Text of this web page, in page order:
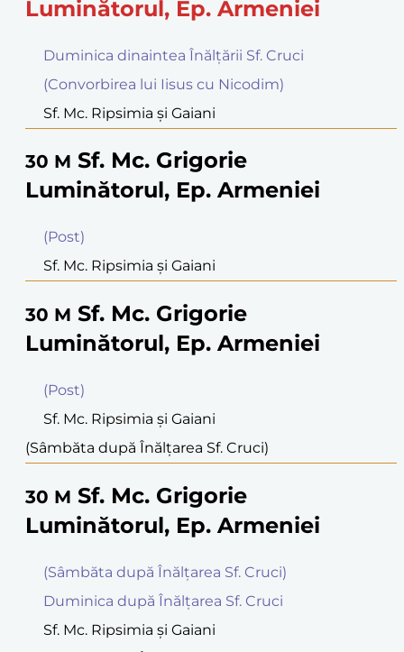
Luminătorul, Ep. Armeniei
Duminica dinaintea Înălțării Sf. Cruci
(Convorbirea lui Iisus cu Nicodim)
Sf. Mc. Ripsimia şi Gaiani
30 M Sf. Mc. Grigorie
Luminătorul, Ep. Armeniei
(Post)
Sf. Mc. Ripsimia şi Gaiani
30 M Sf. Mc. Grigorie
Luminătorul, Ep. Armeniei
(Post)
Sf. Mc. Ripsimia şi Gaiani
(Sâmbăta după Înălțarea Sf. Cruci)
30 M Sf. Mc. Grigorie
Luminătorul, Ep. Armeniei
(Sâmbăta după Înălțarea Sf. Cruci)
Duminica după Înălțarea Sf. Cruci
Sf. Mc. Ripsimia şi Gaiani